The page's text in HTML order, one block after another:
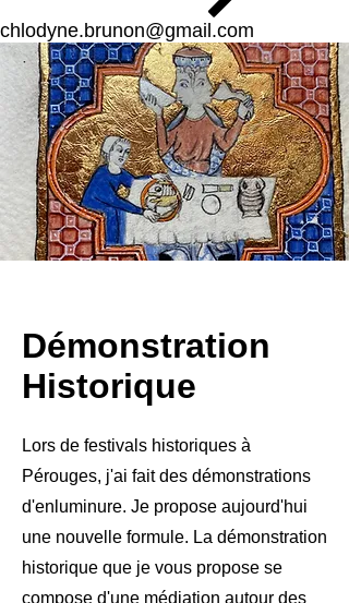
chlodyne.brunon@gmail.com
Démonstration
Historique
Lors de festivals historiques à
Pérouges, j'ai fait des démonstrations
d'enluminure. Je propose aujourd'hui
une nouvelle formule. La démonstration
historique que je vous propose se
compose d'une médiation autour des